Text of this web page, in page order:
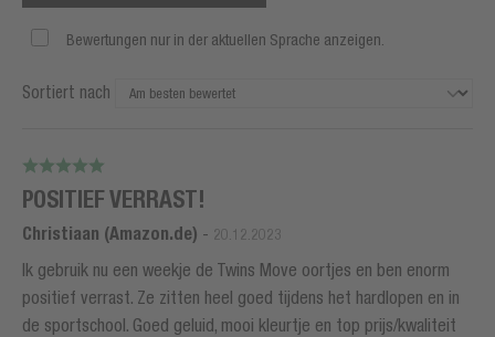
Bewertungen nur in der aktuellen Sprache anzeigen.
Sortiert nach
POSITIEF VERRAST!
Christiaan (Amazon.de) - 20.12.2023
Ik gebruik nu een weekje de Twins Move oortjes en ben enorm
positief verrast. Ze zitten heel goed tijdens het hardlopen en in
de sportschool. Goed geluid, mooi kleurtje en top prijs/kwaliteit